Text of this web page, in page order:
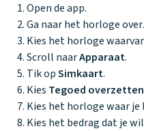
Open de app.
Ga naar het horloge
Kies het horloge
Scroll naarApparaat.
Tik opSimkaart.
Kies Tegoed overzetten
Kies het horloge waar
Kies het bedrag dat je